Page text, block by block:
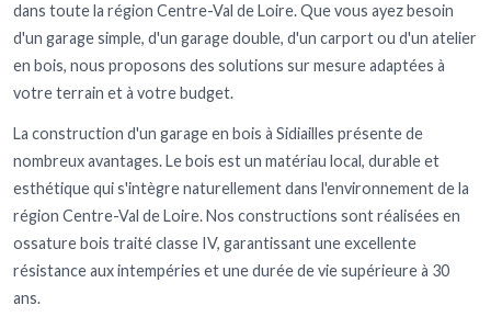
dans toute la région Centre-Val de Loire. Que vous ayez besoin
d'un garage simple, d'un garage double, d'un carport ou d'un atelier
en bois, nous proposons des solutions sur mesure adaptées à
votre terrain et à votre budget.
La construction d'un garage en bois à Sidiailles présente de
nombreux avantages. Le bois est un matériau local, durable et
esthétique qui s'intègre naturellement dans l'environnement de la
région Centre-Val de Loire. Nos constructions sont réalisées en
ossature bois traité classe IV, garantissant une excellente
résistance aux intempéries et une durée de vie supérieure à 30
ans.